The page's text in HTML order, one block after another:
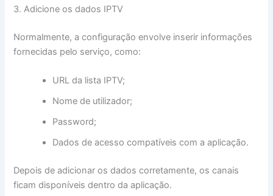
3. Adicione os dados IPTV
Normalmente, a configuração envolve inserir informações
fornecidas pelo serviço, como:
URL da lista IPTV;
Nome de utilizador;
Password;
Dados de acesso compatíveis com a aplicação.
Depois de adicionar os dados corretamente, os canais
ficam disponíveis dentro da aplicação.